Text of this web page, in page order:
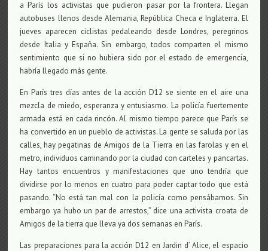
a París los activistas que pudieron pasar por la frontera. Llegan
autobuses llenos desde Alemania, República Checa e Inglaterra. El
jueves aparecen ciclistas pedaleando desde Londres, peregrinos
desde Italia y España. Sin embargo, todos comparten el mismo
sentimiento que si no hubiera sido por el estado de emergencia,
habría llegado más gente.
En París tres días antes de la acción D12 se siente en el aire una
mezcla de miedo, esperanza y entusiasmo. La policía fuertemente
armada está en cada rincón. Al mismo tiempo parece que París se
ha convertido en un pueblo de activistas. La gente se saluda por las
calles, hay pegatinas de Amigos de la Tierra en las farolas y en el
metro, individuos caminando por la ciudad con carteles y pancartas.
Hay tantos encuentros y manifestaciones que uno tendría que
dividirse por lo menos en cuatro para poder captar todo que está
pasando. “No está tan mal con la policía como pensábamos. Sin
embargo ya hubo un par de arrestos,” dice una activista croata de
Amigos de la tierra que lleva ya dos semanas en París.
Las preparaciones para la acción D12 en Jardin d’ Alice, el espacio